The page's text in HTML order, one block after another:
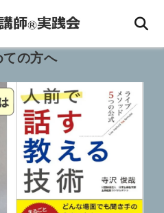
ての方へ